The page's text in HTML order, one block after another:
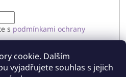
cookie. Dalším
vyjadřujete souhlas s jejich
s podmínkami ochrany